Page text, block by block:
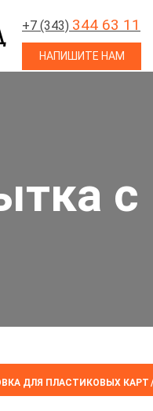
+7 (343) 344 63 11
НАПИШИТЕ НАМ
ДЛЯ ПЛАСТИКОВЫХ КАРТ /